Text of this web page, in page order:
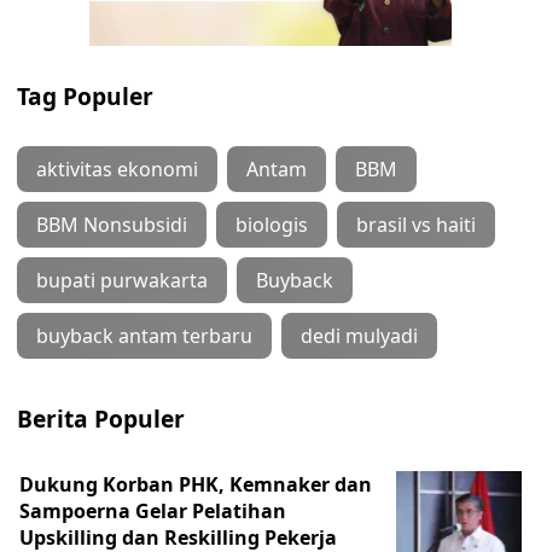
Tag Populer
aktivitas ekonomi Antam BBM
BBM Nonsubsidi biologis brasil vs haiti
bupati purwakarta Buyback
buyback antam terbaru dedi mulyadi
Berita Populer
Dukung Korban PHK, Kemnaker dan
Sampoerna Gelar Pelatihan
Upskilling dan Reskilling Pekerja